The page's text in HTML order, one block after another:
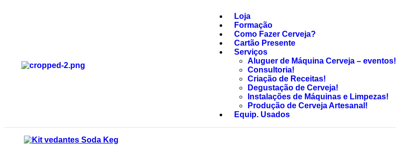
Loja
Formação
Como Fazer Cerveja?
Cartão Presente
Serviços
Aluguer de Máquina Cerveja – eventos!
Consultoria!
Criação de Receitas!
Degustação de Cerveja!
Instalações de Máquinas e Limpezas!
Produção de Cerveja Artesanal!
Equip. Usados